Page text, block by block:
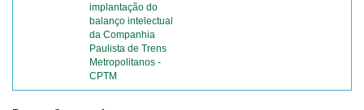
implantação do
balanço intelectual
da Companhia
Paulista de Trens
Metropolitanos -
CPTM